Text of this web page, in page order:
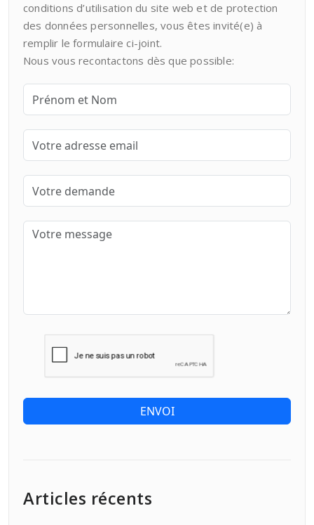
conditions d’utilisation du site web et de protection
des données personnelles, vous êtes invité(e) à
remplir le formulaire ci-joint.
Nous vous recontactons dès que possible:
ENVOI
Articles récents